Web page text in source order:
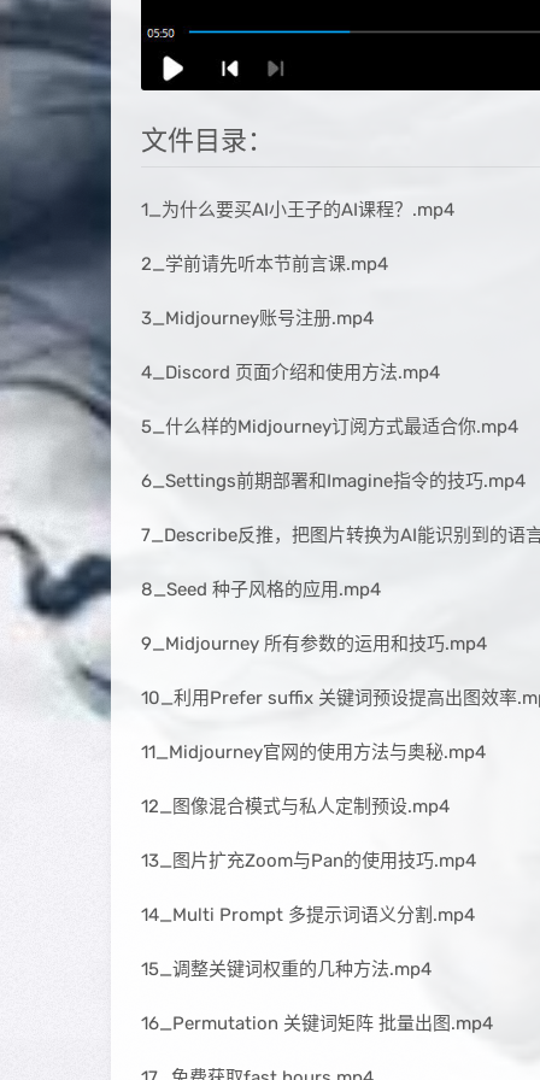
文件目录：
1_为什么要买AI小王子的AI课程？.mp4
2_学前请先听本节前言课.mp4
3_Midjourney账号注册.mp4
4_Discord 页面介绍和使用方法.mp4
5_什么样的Midjourney订阅方式最适合你.mp4
6_Settings前期部署和Imagine指令的技巧.mp4
7_Describe反推，把图片转换为AI能识别到的语
8_Seed 种子风格的应用.mp4
9_Midjourney 所有参数的运用和技巧.mp4
10_利用Prefer suffix 关键词预设提高出图效率
11_Midjourney官网的使用方法与奥秘.mp4
12_图像混合模式与私人定制预设.mp4
13_图片扩充Zoom与Pan的使用技巧.mp4
14_Multi Prompt 多提示词语义分割.mp4
15_调整关键词权重的几种方法.mp4
16_Permutation 关键词矩阵 批量出图.mp4